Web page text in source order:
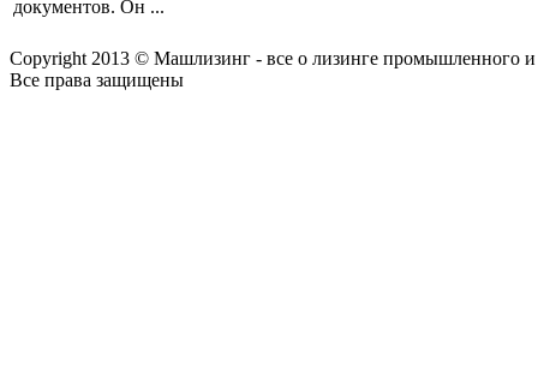
документов. Он ...
Copyright 2013 © Машлизинг - все о лизинге промышленного и
Все права защищены